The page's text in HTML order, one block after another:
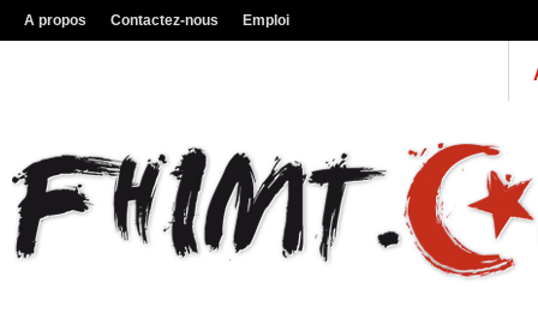
A propos Contactez-nous Emploi